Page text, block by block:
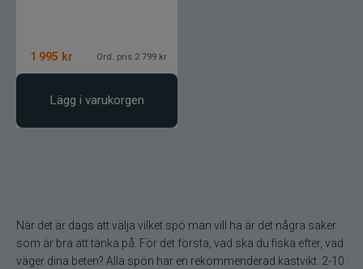
1 995 kr Ord. pris 2 799 kr
Lägg i varukorgen
När det är dags att välja vilket spö man vill ha är det några saker
som är bra att tänka på. För det första, vad ska du fiska efter, vad
väger dina beten? Alla spön har en rekommenderad kastvikt. 2-10